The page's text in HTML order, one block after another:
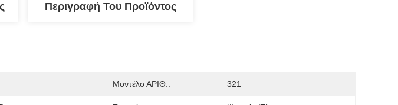
Περιγραφή Του Προϊόντος
Μοντέλο ΑΡΙΘ.: 321